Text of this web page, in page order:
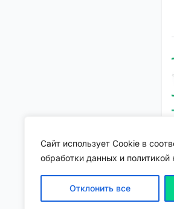
Сайт использует Cookie в
обработки данных и политикой
Отклонить все